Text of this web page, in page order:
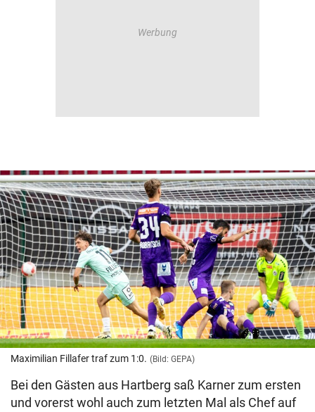
Maximilian Fillafer traf zum 1:0. (Bild: GEPA)
Bei den Gästen aus Hartberg saß Karner zum ersten
und vorerst wohl auch zum letzten Mal als Chef auf